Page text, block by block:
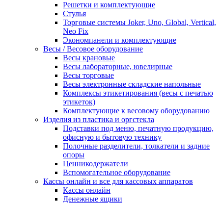
Решетки и комплектующие
Стулья
Торговые системы Joker, Uno, Global, Vertical,
Neo Fix
Экономпанели и комплектующие
Весы / Весовое оборудование
Весы крановые
Весы лабораторные, ювелирные
Весы торговые
Весы электронные складские напольные
Комплексы этикетирования (весы с печатью
этикеток)
Комплектующие к весовому оборудованию
Изделия из пластика и оргстекла
Подставки под меню, печатную продукцию,
офисную и бытовую технику
Полочные разделители, толкатели и задние
опоры
Ценникодержатели
Вспомогательное оборудование
Кассы онлайн и все для кассовых аппаратов
Кассы онлайн
Денежные ящики